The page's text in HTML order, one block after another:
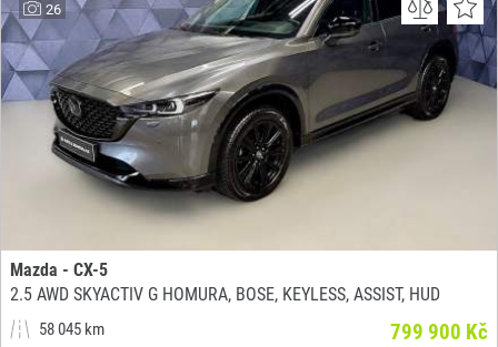
26
Mazda - CX-5
2.5 AWD SKYACTIV G HOMURA, BOSE, KEYLESS, ASSIST, HUD
58 045 km
799 900 Kč